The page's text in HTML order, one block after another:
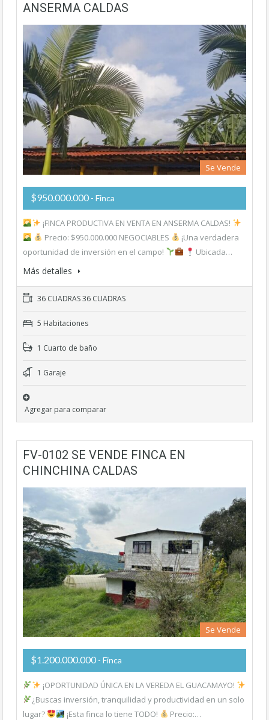
ANSERMA CALDAS
Se Vende
$950.000.000 - Finca
¡FINCA PRODUCTIVA EN VENTA EN ANSERMA CALDAS!
Precio: $950.000.000 NEGOCIABLES
¡Una verdadera
oportunidad de inversión en el campo!
Ubicada…
Más detalles
36 CUADRAS 36 CUADRAS
5 Habitaciones
1 Cuarto de baño
1 Garaje
Agregar para comparar
FV-0102 SE VENDE FINCA EN
CHINCHINA CALDAS
Se Vende
$1.200.000.000 - Finca
¡OPORTUNIDAD ÚNICA EN LA VEREDA EL GUACAMAYO!
¿Buscas inversión, tranquilidad y productividad en un solo
lugar?
¡Esta finca lo tiene TODO! Precio:…